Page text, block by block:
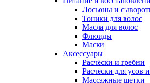
Лосьоны и
Тоники для волос
Масла для волос
Флюиды
Маски
Аксессуары
Расчёски и гребни
Расчёски для усов
Массажные щетки